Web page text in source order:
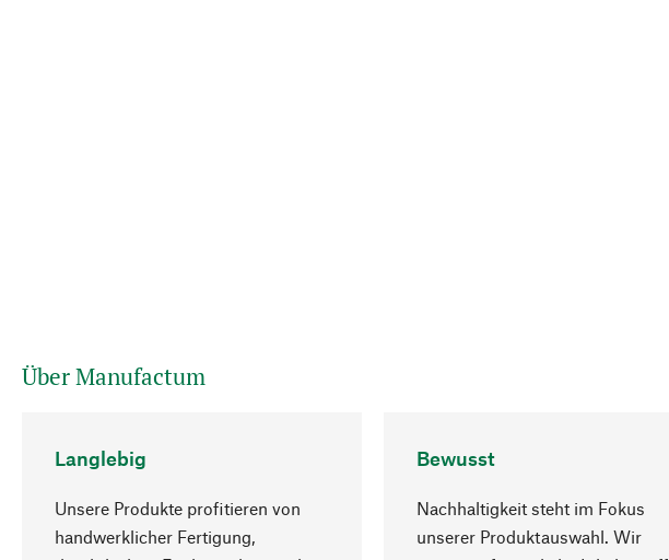
Über Manufactum
Langlebig
Unsere Produkte profitieren von
handwerklicher Fertigung,
Bewusst
Nachhaltigkeit steht im Fokus
unserer Produktauswahl. Wir